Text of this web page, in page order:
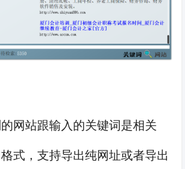
网站跟输入的关键词是相关
式，支持导出纯网址或者导出